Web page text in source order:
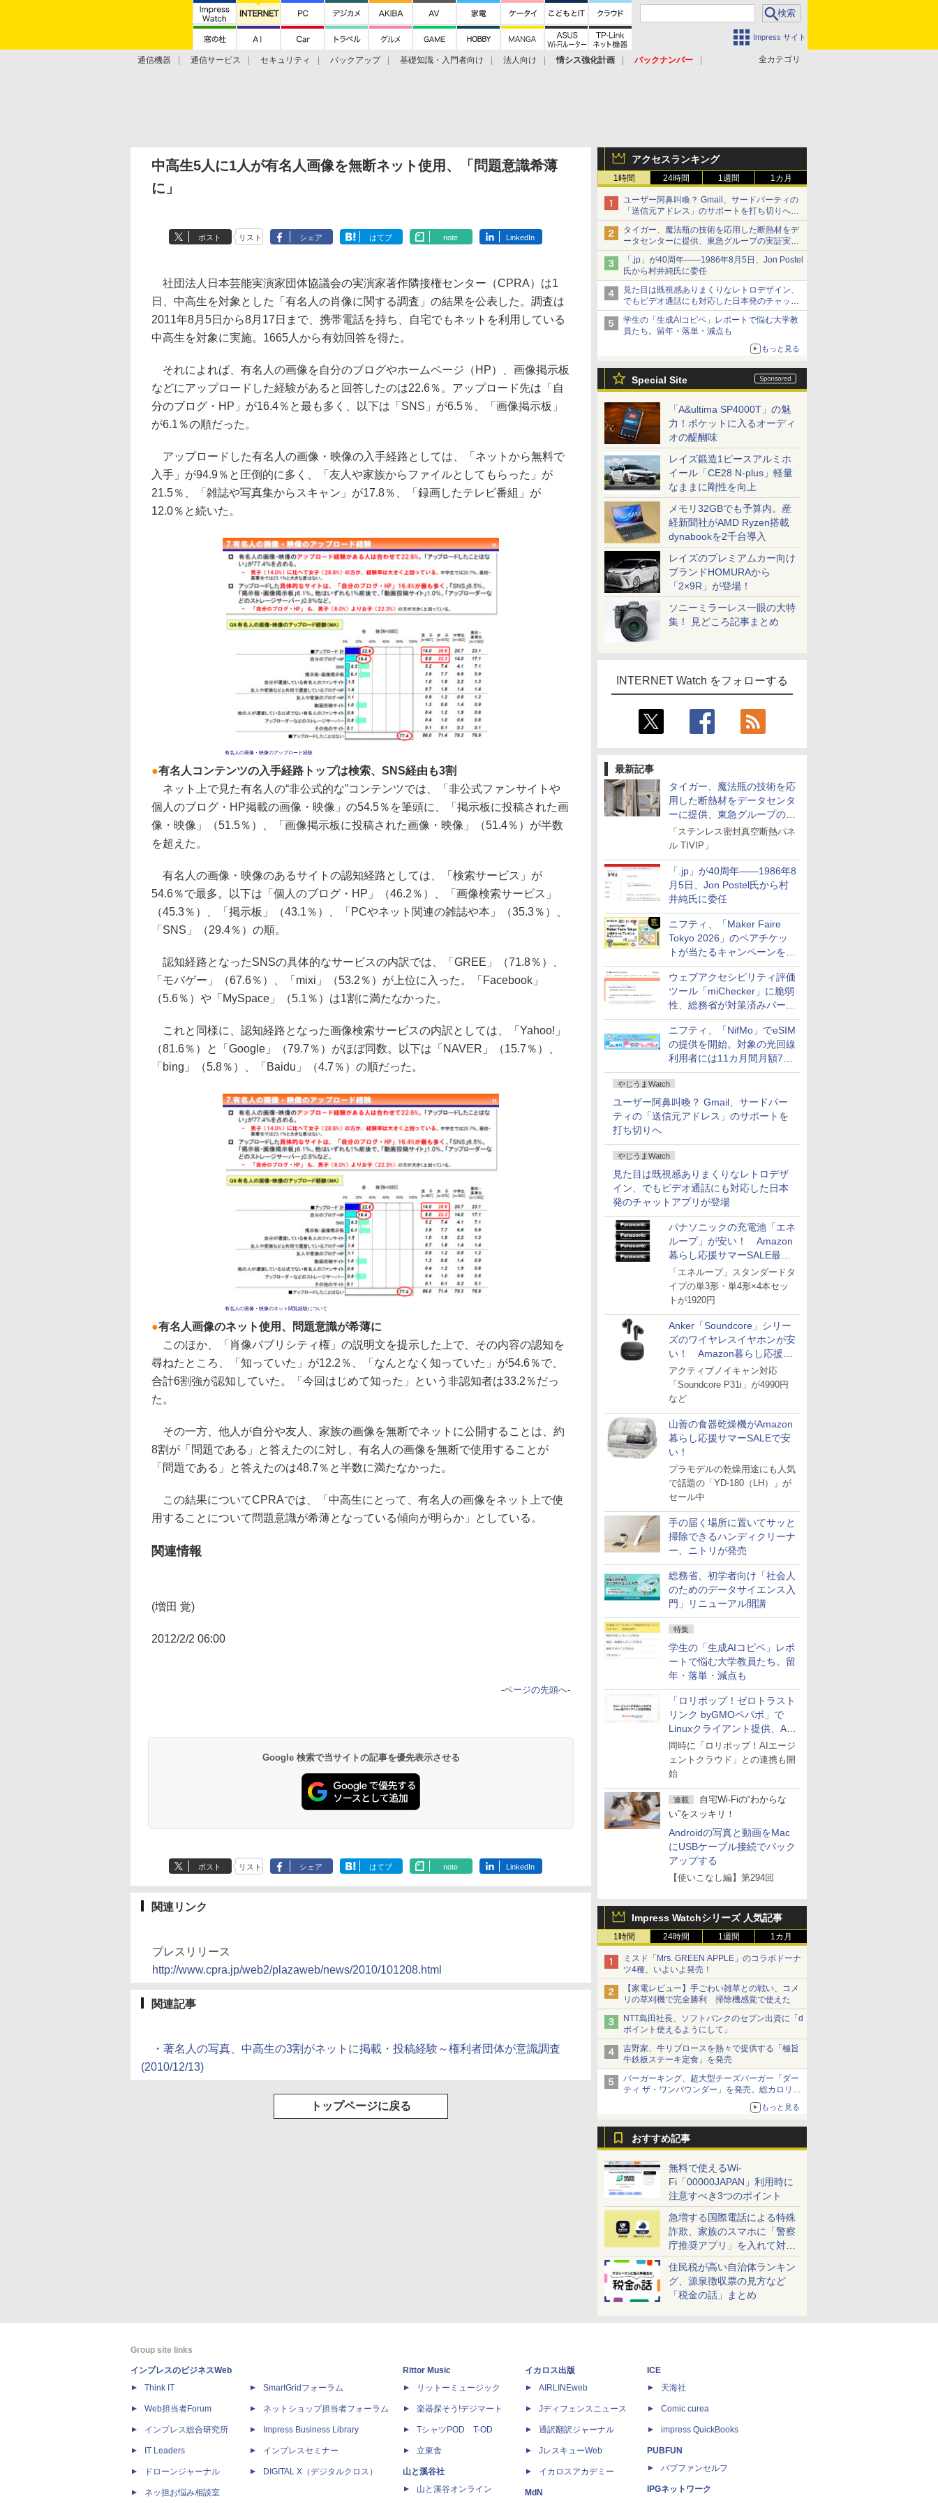
Impress サイト
全カテゴリ
通信機器 通信サービス セキュリティ バックアップ 基礎知識・入門者向け 法人向け 情シス強化計画
バックナンバー
アクセスランキング
1時間 24時間 1週間 1カ月
ユーザー阿鼻叫喚？ Gmail、サードパーティの
「送信元アドレス」のサポートを打ち切りへ
【やじうまWatch】
タイガー、魔法瓶の技術を応用した断熱材をデ
ータセンターに提供、東急グループの実証実験
で 「ステンレス密封真空断熱パネル TIVIP」
「.jp」が40周年――1986年8月5日、Jon Postel
氏から村井純氏に委任
見た目は既視感ありまくりなレトロデザイン、
でもビデオ通話にも対応した日本発のチャット
アプリが登場【やじうまWatch】
学生の「生成AIコピペ」レポートで悩む大学教
員たち。留年・落単・減点も
もっと見る
Special Site
「A&ultima SP4000T」の魅
力！ポケットに入るオーディ
オの醍醐味
レイズ鍛造1ピースアルミホ
イール「CE28 N-plus」軽量
なままに剛性を向上
メモリ32GBでも予算内。産
経新聞社がAMD Ryzen搭載
dynabookを2千台導入
レイズのプレミアムカー向け
ブランドHOMURAから
「2×9R」が登場！
ソニーミラーレス一眼の大特
集！ 見どころ記事まとめ
INTERNET Watch をフォローする
最新記事
タイガー、魔法瓶の技術を応
用した断熱材をデータセンタ
ーに提供、東急グループの実
証実験で
「ステンレス密封真空断熱パネ
ル TIVIP」
「.jp」が40周年――1986年8
月5日、Jon Postel氏から村
井純氏に委任
ニフティ、「Maker Faire
Tokyo 2026」のペアチケッ
トが当たるキャンペーンをX
で実施。8月16日まで
ウェブアクセシビリティ評価
ツール「miChecker」に脆弱
性、総務省が対策済みバージ
ョンへの更新を呼び掛け
ニフティ、「NifMo」でeSIM
の提供を開始。対象の光回線
利用者には11カ月間月額770
円割引のキャンペーン
やじうまWatch
ユーザー阿鼻叫喚？ Gmail、サードパー
ティの「送信元アドレス」のサポートを
打ち切りへ
やじうまWatch
見た目は既視感ありまくりなレトロデザ
イン、でもビデオ通話にも対応した日本
発のチャットアプリが登場
パナソニックの充電池「エネ
ループ」が安い！ Amazon
暮らし応援サマーSALE最終
日
「エネループ」スタンダードタ
イプの単3形・単4形×4本セッ
トが1920円
Anker「Soundcore」シリー
ズのワイヤレスイヤホンが安
い！ Amazon暮らし応援サ
マーSALE
アクティブノイキャン対応
「Soundcore P31i」が4990円
など
山善の食器乾燥機がAmazon
暮らし応援サマーSALEで安
い！
プラモデルの乾燥用途にも人気
で話題の「YD-180（LH）」が
セール中
手の届く場所に置いてサッと
掃除できるハンディクリーナ
ー、ニトリが発売
総務省、初学者向け「社会人
のためのデータサイエンス入
門」リニューアル開講
特集
学生の「生成AIコピペ」レポ
ートで悩む大学教員たち。留
年・落単・減点も
「ロリポップ！ゼロトラスト
リンク byGMOペパボ」で
Linuxクライアント提供、AI
エージェントの接続が容易に
同時に「ロリポップ！AIエージ
ェントクラウド」との連携も開
始
連載
自宅Wi-Fiの“わからな
い”をスッキリ！
Androidの写真と動画をMac
にUSBケーブル接続でバック
アップする
【使いこなし編】第294回
Impress Watchシリーズ 人気記事
1時間 24時間 1週間 1カ月
ミスド「Mrs. GREEN APPLE」のコラボドーナ
ツ4種、いよいよ発売！
【家電レビュー】手ごわい雑草との戦い、コメ
リの草刈機で完全勝利 掃除機感覚で使えた
NTT島田社長、ソフトバンクのセブン出資に「d
ポイント使えるようにして」
吉野家、牛リブロースを熱々で提供する「極旨
牛鉄板ステーキ定食」を発売
バーガーキング、超大型チーズバーガー「ダー
ティ ザ・ワンパウンダー」を発売。総カロリー
もっと見る
おすすめ記事
無料で使えるWi-
Fi「00000JAPAN」利用時に
注意すべき3つのポイント
急増する国際電話による特殊
詐欺、家族のスマホに「警察
庁推奨アプリ」を入れて対策
しよう！
住民税が高い自治体ランキン
グ、源泉徴収票の見方など
「税金の話」まとめ
中高生5人に1人が有名人画像を無断ネット使用、「問題意識希薄
に」
ポスト リスト シェア はてブ note LinkedIn
社団法人日本芸能実演家団体協議会の実演家著作隣接権センター（CPRA）は1
日、中高生を対象とした「有名人の肖像に関する調査」の結果を公表した。調査は
2011年8月5日から8月17日まで、携帯電話を持ち、自宅でもネットを利用している
中高生を対象に実施。1665人から有効回答を得た。
それによれば、有名人の画像を自分のブログやホームページ（HP）、画像掲示板
などにアップロードした経験があると回答したのは22.6％。アップロード先は「自
分のブログ・HP」が16.4％と最も多く、以下は「SNS」が6.5％、「画像掲示板」
が6.1％の順だった。
アップロードした有名人の画像・映像の入手経路としては、「ネットから無料で
入手」が94.9％と圧倒的に多く、「友人や家族からファイルとしてもらった」が
21.5％、「雑誌や写真集からスキャン」が17.8％、「録画したテレビ番組」が
12.0％と続いた。
有名人の画像・映像のアップロード経験
●有名人コンテンツの入手経路トップは検索、SNS経由も3割
ネット上で見た有名人の“非公式的な”コンテンツでは、「非公式ファンサイトや
個人のブログ・HP掲載の画像・映像」の54.5％を筆頭に、「掲示板に投稿された画
像・映像」（51.5％）、「画像掲示板に投稿された画像・映像」（51.4％）が半数
を超えた。
有名人の画像・映像のあるサイトの認知経路としては、「検索サービス」が
54.6％で最多。以下は「個人のブログ・HP」（46.2％）、「画像検索サービス」
（45.3％）、「掲示板」（43.1％）、「PCやネット関連の雑誌や本」（35.3％）、
「SNS」（29.4％）の順。
認知経路となったSNSの具体的なサービスの内訳では、「GREE」（71.8％）、
「モバゲー」（67.6％）、「mixi」（53.2％）が上位に入った。「Facebook」
（5.6％）や「MySpace」（5.1％）は1割に満たなかった。
これと同様に、認知経路となった画像検索サービスの内訳としては、「Yahoo!」
（81.6％）と「Google」（79.7％）がほぼ同数。以下は「NAVER」（15.7％）、
「bing」（5.8％）、「Baidu」（4.7％）の順だった。
有名人の画像・映像のネット閲覧経験について
●有名人画像のネット使用、問題意識が希薄に
このほか、「肖像パブリシティ権」の説明文を提示した上で、その内容の認知を
尋ねたところ、「知っていた」が12.2％、「なんとなく知っていた」が54.6％で、
合計6割強が認知していた。「今回はじめて知った」という非認知者は33.2％だっ
た。
その一方、他人が自分や友人、家族の画像を無断でネットに公開することは、約
8割が「問題である」と答えたのに対し、有名人の画像を無断で使用することが
「問題である」と答えたのは48.7％と半数に満たなかった。
この結果についてCPRAでは、「中高生にとって、有名人の画像をネット上で使
用することについて問題意識が希薄となっている傾向が明らか」としている。
関連情報
(増田 覚)
2012/2/2 06:00
-ページの先頭へ-
Google 検索で当サイトの記事を優先表示させる
ポスト リスト シェア はてブ note LinkedIn
関連リンク
プレスリリース
http://www.cpra.jp/web2/plazaweb/news/2010/101208.html
関連記事
・ 著名人の写真、中高生の3割がネットに掲載・投稿経験～権利者団体が意識調査
(2010/12/13)
トップページに戻る
Group site links
インプレスのビジネスWeb
Think IT
Web担当者Forum
インプレス総合研究所
IT Leaders
ドローンジャーナル
ネッ担お悩み相談室
SmartGridフォーラム
ネットショップ担当者フォーラム
Impress Business Library
インプレスセミナー
DIGITAL X（デジタルクロス）
Rittor Music
リットーミュージック
楽器探そう!デジマート
TシャツPOD T-OD
立東舎
山と溪谷社
山と溪谷オンライン
イカロス出版
AIRLINEweb
Jディフェンスニュース
通訳翻訳ジャーナル
JレスキューWeb
イカロスアカデミー
MdN
ICE
天海社
Comic curea
impress QuickBooks
PUBFUN
パブファンセルフ
IPGネットワーク